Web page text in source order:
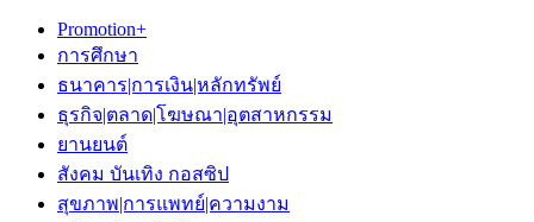
Promotion+
การศึกษา
ธนาคาร|การเงิน|หลักทรัพย์
ธุรกิจ|ตลาด|โฆษณา|อุตสาหกรรม
ยานยนต์
สังคม บันเทิง กอสซิป
สุขภาพ|การแพทย์|ความงาม